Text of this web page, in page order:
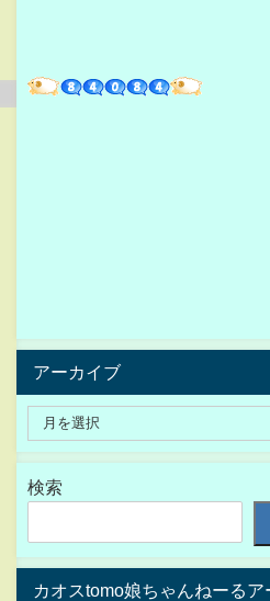
アーカイブ
検索
カオスtomo娘ちゃんねーるア